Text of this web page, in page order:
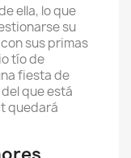
ella, lo que
su
sus primas
tío de
fiesta de
que está
quedará